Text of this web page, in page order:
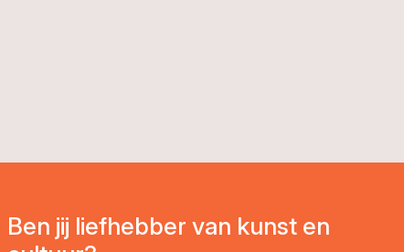
Ben jij liefhebber van kunst en